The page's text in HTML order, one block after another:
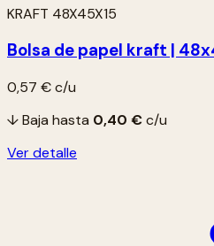
KRAFT 48X45X15
Bolsa de papel kraft |
0,57 €c/u
↓ Baja hasta 0,40 €c/u
Ver detalle